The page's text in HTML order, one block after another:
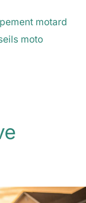
motard
moto